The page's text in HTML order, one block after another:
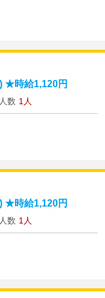
★時給1,120円
数 1人
★時給1,120円
数 1人